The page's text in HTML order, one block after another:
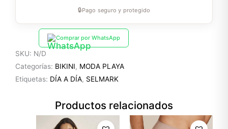
🔒Pago seguro y protegido
Comprar por WhatsApp
SKU: N/D
Categorías: BIKINI, MODA PLAYA
Etiquetas: DÍA A DÍA, SELMARK
Productos relacionados